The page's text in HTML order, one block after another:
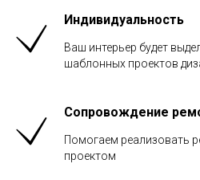
Индивидуальность
Ваш интерьер будет
шаблонных проектов
Сопровождение
Помогаем реализовать
проектом